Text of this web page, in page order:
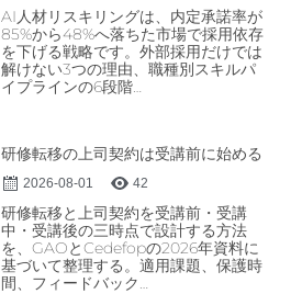
AI人材リスキリングは、内定承諾率が
85%から48%へ落ちた市場で採用依存
を下げる戦略です。外部採用だけでは
解けない3つの理由、職種別スキルパ
イプラインの6段階…
研修転移の上司契約は受講前に始める
2026-08-01 42
研修転移と上司契約を受講前・受講
中・受講後の三時点で設計する方法
を、GAOとCedefopの2026年資料に
基づいて整理する。適用課題、保護時
間、フィードバック…